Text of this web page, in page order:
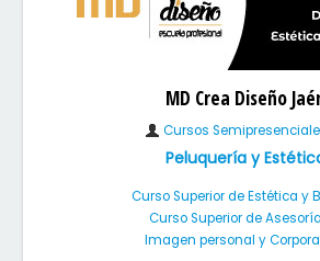
MD Crea Diseño
Cursos
Peluquería y
Curso Superior de Estética y
Curso Superior de
Imagen personal y